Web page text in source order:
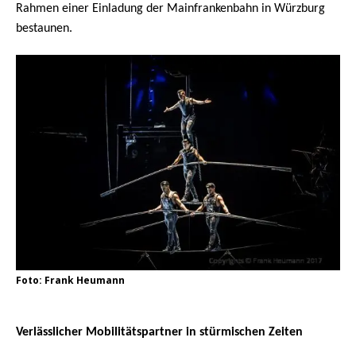
Rahmen einer Einladung der Mainfrankenbahn in Würzburg
bestaunen.
Foto: Frank Heumann
Verlässlicher Mobilitätspartner in stürmischen Zeiten